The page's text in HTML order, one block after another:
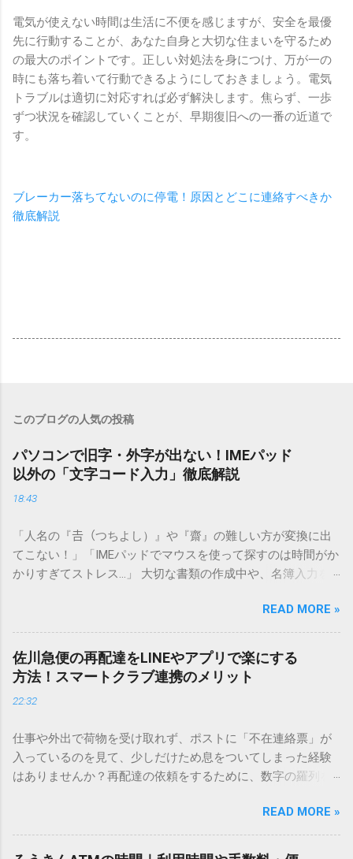
電気が使えない時間は生活に不便を感じますが、安全を最優
先に行動することが、あなた自身と大切な住まいを守るため
の最大のポイントです。正しい対処法を身につけ、万が一の
時にも落ち着いて行動できるようにしておきましょう。電気
トラブルは適切に対応すれば必ず解決します。焦らず、一歩
ずつ状況を確認していくことが、早期復旧への一番の近道で
す。
ブレーカー落ちてないのに停電！原因とどこに連絡すべきか
徹底解説
このブログの人気の投稿
パソコンで旧字・外字が出ない！IMEパッド
以外の「文字コード入力」徹底解説
18:43
「人名の『𠮷（つちよし）』や『齋』の難しい方が変換に出
てこない！」「IMEパッドでマウスを使って探すのは時間がか
かりすぎてストレス…」 大切な書類の作成中や、名簿入力を
てしまいますよね。多くの人が「IMEパッド（手書き入力）」
を使いますが、実はマウスで一画ずつ書くのは非効率です
し、似た漢字が多すぎて結局見つからないことも少なくあり
ません。 そこで今回は、IMEパッドを使わずに、特定のコー
ドを打ち込むだけで一瞬で旧字や外字、特殊記号を呼び出す
「文字コード入力」のテクニックを詳しく解説します。 この
必要はありません。 1. なぜ「変換」しても旧字・外字が出て
こないのか？ そもそも、なぜ普通の変換で出てこない漢字が
あるのでしょうか。その理由は、パソコンが文字を認識する
は、JIS規格（日本産業規格）によって「第1水準」「第2水
準」といった形で整理されています。しかし、人名や地名に
READ MORE »
佐川急便の再配達をLINEやアプリで楽にする
方法！スマートクラブ連携のメリット
22:32
仕事や外出で荷物を受け取れず、ポストに「不在連絡票」が
入っているのを見て、少しだけため息をついてしまった経験
はありませんか？再配達の依頼をするために、数字の羅列を
ことに申し訳なさを感じたりすることもあるかもしれませ
ん。 「もっとスムーズに、自分のタイミングで受け取りた
い」 「わざわざ電話をかけずに、スマホ一つで完結させた
READ MORE »